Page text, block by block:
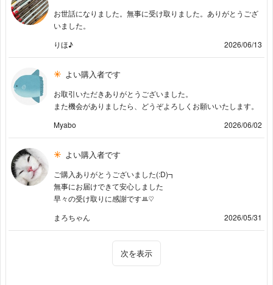
お世話になりました。無事に受け取りました。ありがとうござ
いました。
りほ♪
2026/06/13
よい購入者です
お取引いただきありがとうございました。
また機会がありましたら、どうぞよろしくお願いいたします。
Myabo
2026/06/02
よい購入者です
ご購入ありがとうございました(:D)┓
無事にお届けできて安心しました
早々の受け取りに感謝ですꔛ‬♡‪
まろちゃん
2026/05/31
次を表示